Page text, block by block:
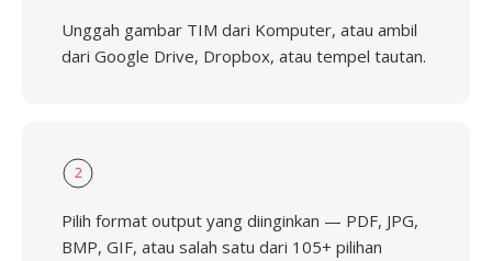
Unggah gambar TIM dari Komputer, atau ambil
dari Google Drive, Dropbox, atau tempel tautan.
2
Pilih format output yang diinginkan — PDF, JPG,
BMP, GIF, atau salah satu dari 105+ pilihan